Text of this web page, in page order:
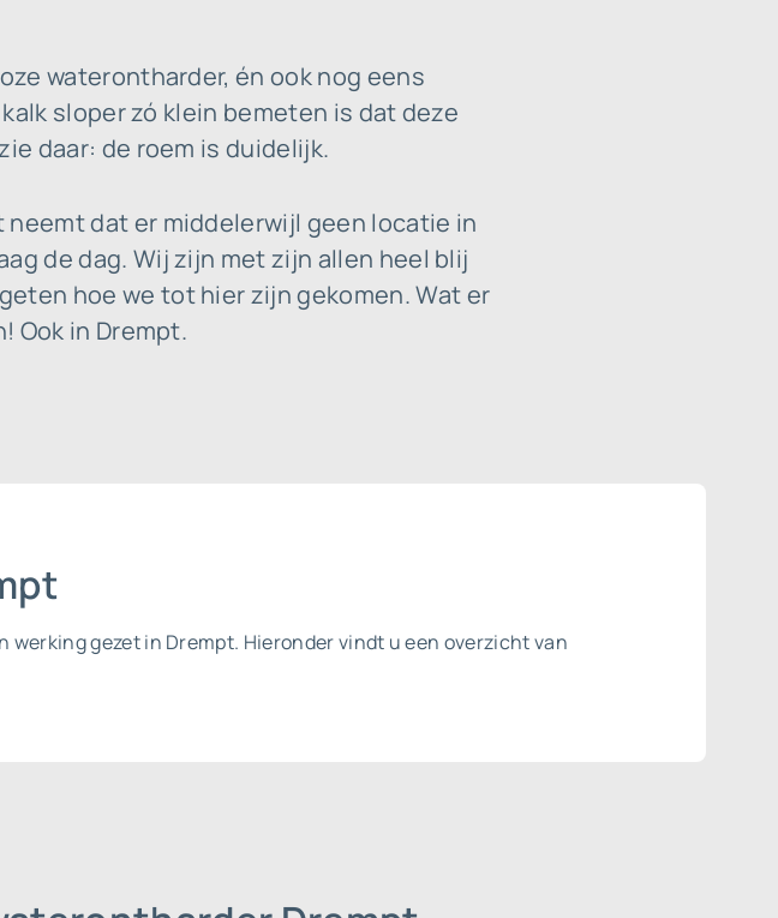
waterontharder, én ook nog eens
sloper zó klein bemeten is dat deze
daar: de roem is duidelijk.
dat er middelerwijl geen locatie in
de dag. Wij zijn met zijn allen heel blij
hoe we tot hier zijn gekomen. Wat er
Ook in Drempt.
gezet in Drempt. Hieronder vindt u een overzicht van